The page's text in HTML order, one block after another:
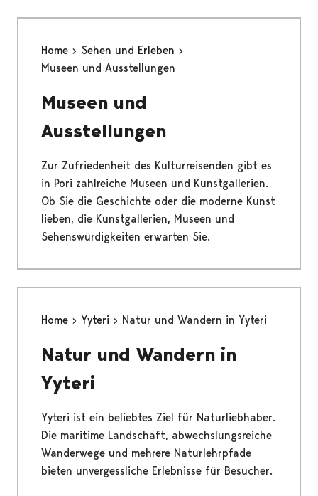
Home
Sehen und Erleben
Museen und Ausstellungen
Museen und
Ausstellungen
Zur Zufriedenheit des Kulturreisenden gibt es
in Pori zahlreiche Museen und Kunstgallerien.
Ob Sie die Geschichte oder die moderne Kunst
lieben, die Kunstgallerien, Museen und
Sehenswürdigkeiten erwarten Sie.
Home Yyteri Natur und Wandern in Yyteri
Natur und Wandern in
Yyteri
Yyteri ist ein beliebtes Ziel für Naturliebhaber.
Die maritime Landschaft, abwechslungsreiche
Wanderwege und mehrere Naturlehrpfade
bieten unvergessliche Erlebnisse für Besucher.